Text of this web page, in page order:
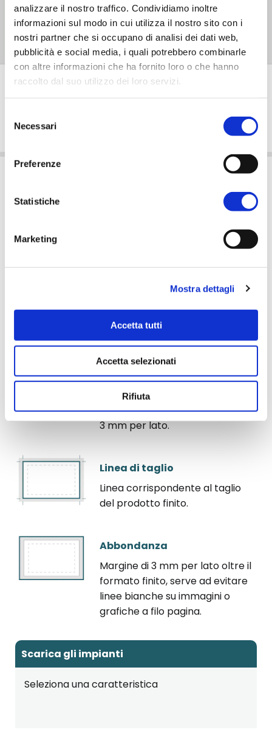
analizzare il nostro traffico. Condividiamo inoltre
informazioni sul modo in cui utilizza il nostro sito con i
nostri partner che si occupano di analisi dei dati web,
pubblicità e social media, i quali potrebbero combinarle
con altre informazioni che ha fornito loro o che hanno
raccolto dal suo utilizzo dei loro servizi.
delNecessari
Preferenze
Statistiche
Marketing
Mostra dettagli
Accetta tutti
Accetta selezionati
Rifiuta
nobilitata : sarà ancora piùsemplice essere
ricordatiin ogni occasione.
Recensioni
Consigli grafici
Di seguito, trovi una serie di consigli pratici per
realizzare un file grafico ad opera d'arte.
Come preparare il file grafico
Istruzioni per realizzare il tuo file grafico -
Materiale cartaceo
Margine di sicurezza
Spazio entro cui vanno
mantenuti testo e grafica per
evitare che vengano tagliati. Il
margine deve essere almeno di
3 mm per lato.
Linea di taglio
Linea corrispondente al taglio
del prodotto finito.
Abbondanza
Margine di 3 mm per lato oltre il
formato finito, serve ad evitare
linee bianche su immagini o
grafiche a filo pagina.
Scarica gli impianti
Seleziona una caratteristica